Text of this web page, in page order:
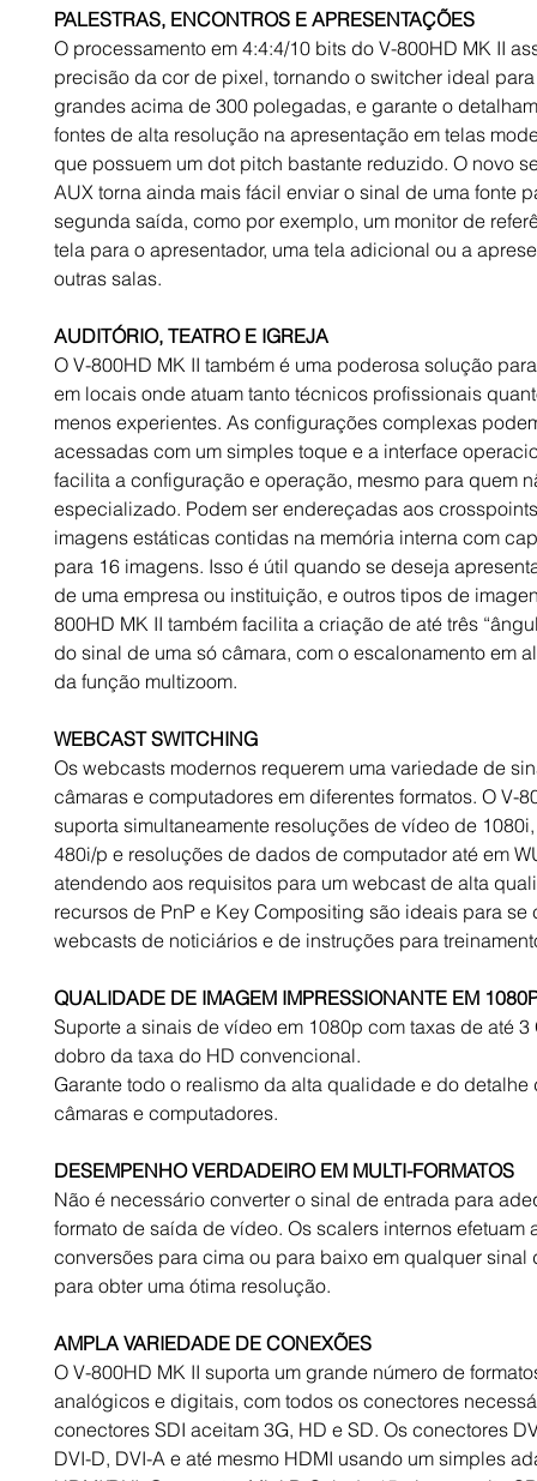
PALESTRAS, ENCONTROS E APRESENTAÇÕES
O processamento em 4:4:4/10 bits do V-800HD MK II
precisão da cor de pixel, tornando o switcher ideal
grandes acima de 300 polegadas, e garante o
fontes de alta resolução na apresentação em telas
que possuem um dot pitch bastante reduzido. O novo
AUX torna ainda mais fácil enviar o sinal de uma fonte
segunda saída, como por exemplo, um monitor de
tela para o apresentador, uma tela adicional ou a
outras salas.
AUDITÓRIO, TEATRO E IGREJA
O V-800HD MK II também é uma poderosa solução
em locais onde atuam tanto técnicos profissionais
menos experientes. As configurações complexas
acessadas com um simples toque e a interface
facilita a configuração e operação, mesmo para quem
especializado. Podem ser endereçadas aos
imagens estáticas contidas na memória interna com
para 16 imagens. Isso é útil quando se deseja
de uma empresa ou instituição, e outros tipos de
800HD MK II também facilita a criação de até três
do sinal de uma só câmara, com o escalonamento em
da função multizoom.
WEBCAST SWITCHING
Os webcasts modernos requerem uma variedade de
câmaras e computadores em diferentes formatos. O V-
suporta simultaneamente resoluções de vídeo de
480i/p e resoluções de dados de computador até em
atendendo aos requisitos para um webcast de alta
recursos de PnP e Key Compositing são ideais para se
webcasts de noticiários e de instruções para
QUALIDADE DE IMAGEM IMPRESSIONANTE EM
Suporte a sinais de vídeo em 1080p com taxas de até 3
dobro da taxa do HD convencional.
Garante todo o realismo da alta qualidade e do detalhe
câmaras e computadores.
DESEMPENHO VERDADEIRO EM MULTI-FORMATOS
Não é necessário converter o sinal de entrada para
formato de saída de vídeo. Os scalers internos efetuam
conversões para cima ou para baixo em qualquer sinal
para obter uma ótima resolução.
AMPLA VARIEDADE DE CONEXÕES
O V-800HD MK II suporta um grande número de
analógicos e digitais, com todos os conectores
conectores SDI aceitam 3G, HD e SD. Os conectores
DVI-D, DVI-A e até mesmo HDMI usando um simples